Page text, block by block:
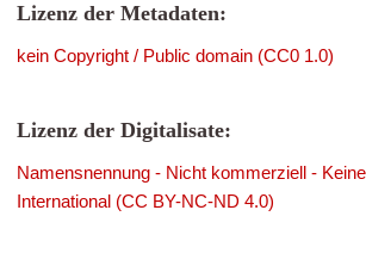
Lizenz der Metadaten:
kein Copyright / Public domain (CC0 1.0)
Lizenz der Digitalisate:
Namensnennung - Nicht kommerziell -
International (CC BY-NC-ND 4.0)